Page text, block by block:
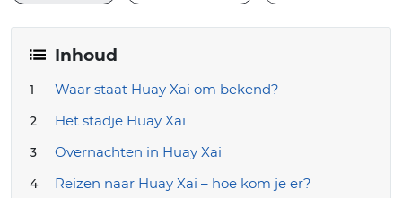
Inhoud
Waar staat Huay Xai om bekend?
Het stadje Huay Xai
Overnachten in Huay Xai
Reizen naar Huay Xai – hoe kom je er?